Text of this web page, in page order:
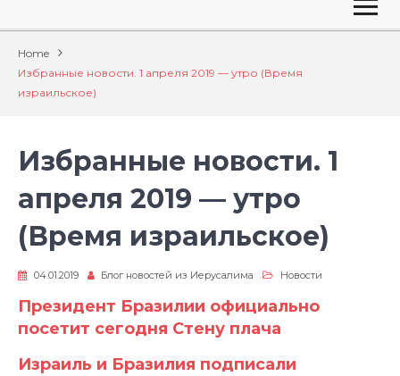
Home
Избранные новости. 1 апреля 2019 — утро (Время
израильское)
Избранные новости. 1
апреля 2019 — утро
(Время израильское)
04.01.2019 Блог новостей из Иерусалима Новости
Президент Бразилии официально
посетит сегодня Стену плача
Израиль и Бразилия подписали